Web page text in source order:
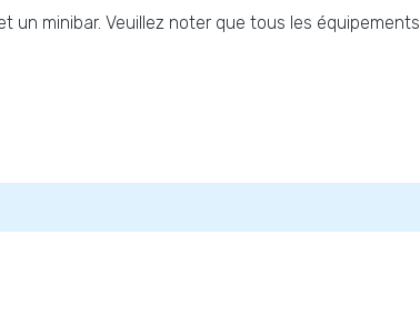
un minibar. Veuillez noter que tous les